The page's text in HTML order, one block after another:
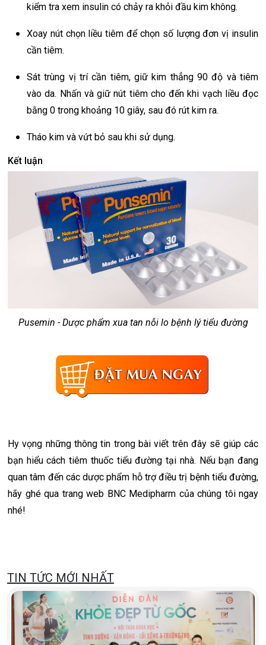
kiểm tra xem insulin có chảy ra khỏi đầu kim không.
Xoay nút chọn liều tiêm để chọn số lượng đơn vị insulin
cần tiêm.
Sát trùng vị trí cần tiêm, giữ kim thẳng 90 độ và tiêm
vào da. Nhấn và giữ nút tiêm cho đến khi vạch liều đọc
bằng 0 trong khoảng 10 giây, sau đó rút kim ra.
Tháo kim và vứt bỏ sau khi sử dụng.
Kết luận
Pusemin - Dược phẩm xua tan nỗi lo bệnh lý tiểu đường
Hy vọng những thông tin trong bài viết trên đây sẽ giúp các
bạn hiểu cách tiêm thuốc tiểu đường tại nhà. Nếu bạn đang
quan tâm đến các dược phẩm hỗ trợ điều trị bệnh tiểu đường,
hãy ghé qua trang web BNC Medipharm của chúng tôi ngay
nhé!
TIN TỨC MỚI NHẤT